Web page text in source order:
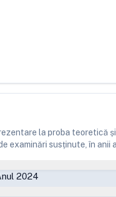
la proba teoretică
examinări susținute, în anii
2024